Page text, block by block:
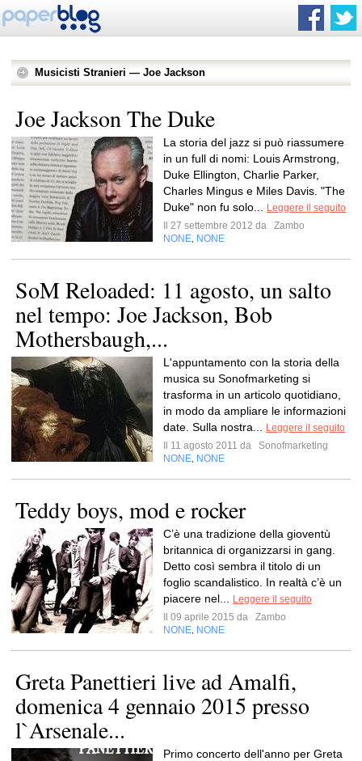
Musicisti Stranieri — Joe Jackson
Joe Jackson The Duke
La storia del jazz si può riassumere
in un full di nomi: Louis Armstrong,
Duke Ellington, Charlie Parker,
Charles Mingus e Miles Davis. "The
Duke" non fu solo...
Leggere il seguito
Il 27 settembre 2012 da
Zambo
NONE NONE
SoM Reloaded: 11 agosto, un salto
nel tempo: Joe Jackson, Bob
Mothersbaugh,...
L'appuntamento con la storia della
musica su Sonofmarketing si
trasforma in un articolo quotidiano,
in modo da ampliare le informazioni
date. Sulla nostra...
Leggere il seguito
Il 11 agosto 2011 da
Sonofmarketing
NONE NONE
Teddy boys, mod e rocker
C’è una tradizione della gioventù
britannica di organizzarsi in gang.
Detto così sembra il titolo di un
foglio scandalistico. In realtà c’è un
piacere nel...
Leggere il seguito
Il 09 aprile 2015 da
Zambo
NONE NONE
Greta Panettieri live ad Amalfi,
domenica 4 gennaio 2015 presso
l`Arsenale...
Primo concerto dell'anno per Greta